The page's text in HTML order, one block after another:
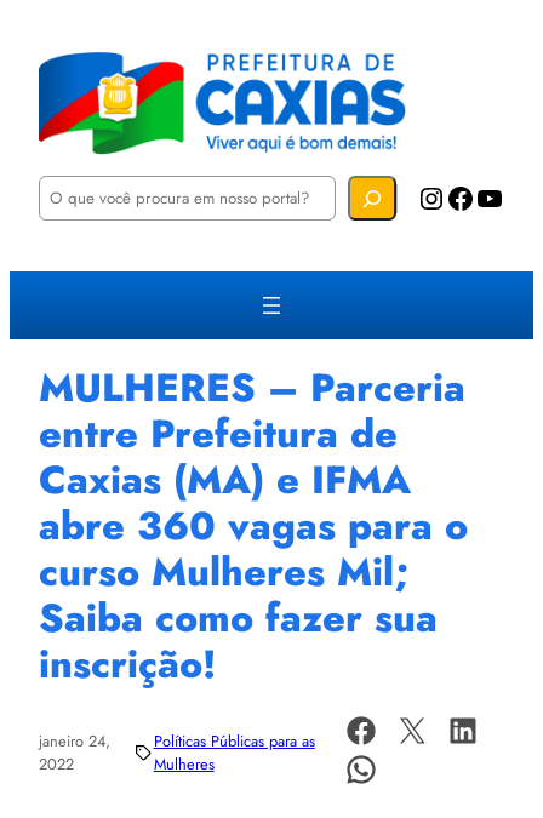
P
u
a
Instagram Facebook YouTube
MULHERES – Parceria
entre Prefeitura de
Caxias (MA) e IFMA
abre 360 vagas para o
curso Mulheres Mil;
Saiba como fazer sua
inscrição!
janeiro 24,
2022
Políticas Públicas para as
Mulheres